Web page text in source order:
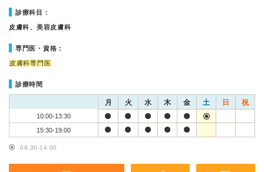
診療科目：
皮膚科、美容皮膚科
専門医・資格：
皮膚科専門医
診療時間
月 火 水 木 金 土 日 祝
10:00-13:30
15:30-19:00
09:30-14:00